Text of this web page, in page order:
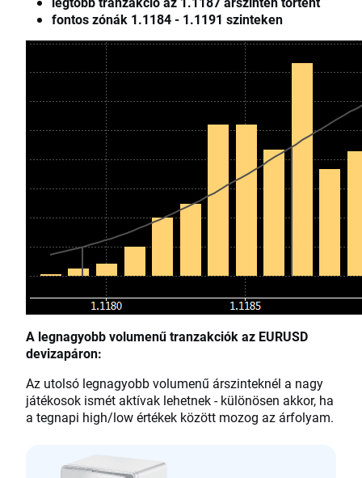
fontos zónák 1.1184 - 1.1191 szinteken
A legnagyobb volumenű tranzakciók az EURUSD
devizapáron:
Az utolsó legnagyobb volumenű árszinteknél a nagy
játékosok ismét aktívak lehetnek - különösen akkor, ha
a tegnapi high/low értékek között mozog az árfolyam.